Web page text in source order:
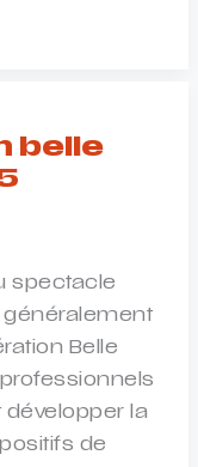
belle
spectacle
généralement
Belle
la
de